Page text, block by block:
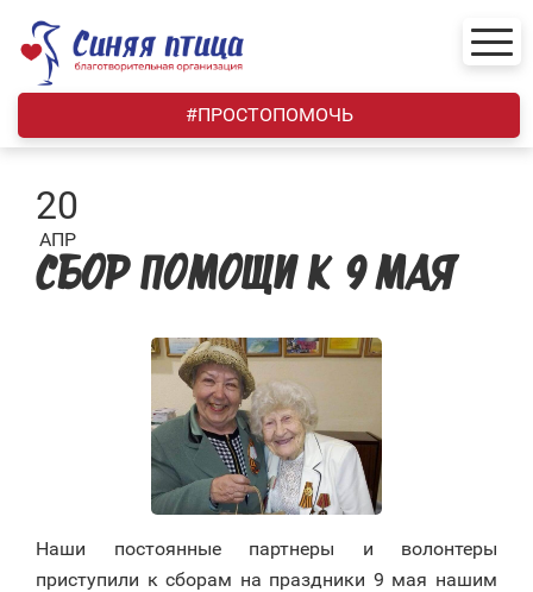
content
#ПРОСТОПОМОЧЬ
20
АПР
СБОР ПОМОЩИ К 9 МАЯ
Наши постоянные партнеры и волонтеры
приступили к сборам на праздники 9 мая нашим